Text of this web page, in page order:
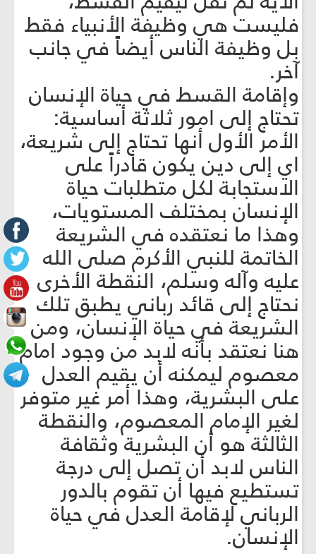
فليست هي وظيفة الأنبياء فقط
بل وظيفة الناس أيضاً في جانب
آخر.
وإقامة القسط في حياة الإنسان
تحتاج إلى امور ثلاثة أساسية:
الأمر الأول أنها تحتاج إلى شريعة،
اي إلى دين يكون قادراً على
الاستجابة لكل متطلبات حياة
الإنسان بمختلف المستويات،
وهذا ما نعتقده في الشريعة
الخاتمة للنبي الأكرم صلى الله
عليه وآله وسلم، النقطة الأخرى
نحتاج إلى قائد رباني يطبق تلك
الشريعة في حياة الإنسان، ومن
هنا نعتقد بأنه لابد من وجود امام
معصوم ليمكنه أن يقيم العدل
على البشرية، وهذا أمر غير متوفر
لغير الإمام المعصوم، والنقطة
الثالثة هو أن البشرية وثقافة
الناس لابد أن تصل إلى درجة
تستطيع فيها أن تقوم بالدور
الرباني لإقامة العدل في حياة
الإنسان.